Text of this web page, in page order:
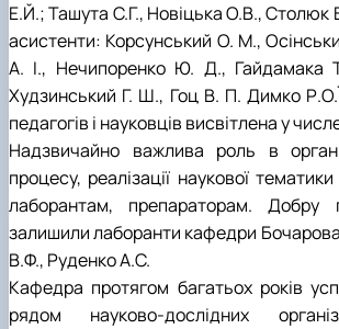
Е.Й.; Ташута С.Г., Новіцька О.В., Столюк
асистенти: Корсунський О. М.,
А. І., Нечипоренко Ю. Д., Гайдамака
Худзинський Г. Ш., Гоц В. П. Димко
педагогів і науковців висвітлена у
Надзвичайно важлива роль в
процесу, реалізації наукової
лаборантам, препараторам. Добру
залишили лаборанти кафедри
В.Ф., Руденко А.С.
Кафедра протягом багатьох років
рядом науково-дослідних